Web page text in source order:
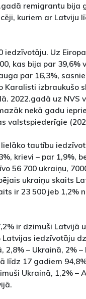
remigrantu bija
kuriem ar Latviju
iedzīvotāju. Uz
kas bija par 39,6%
par 16,3%,
Karalisti izbraukušo
2022.gadā uz NVS
nekā gadu
valstspiederīgie
tautību
krievi – par 1,9%,
56 700 ukraiņu,
ukraiņu skaits
ir 23 500 jeb 1,2%
ir dzimuši Latvijā
iedzīvotāju
2,8% – Ukrainā, 2%
līdz 17 gadiem
Ukrainā, 1,2% –